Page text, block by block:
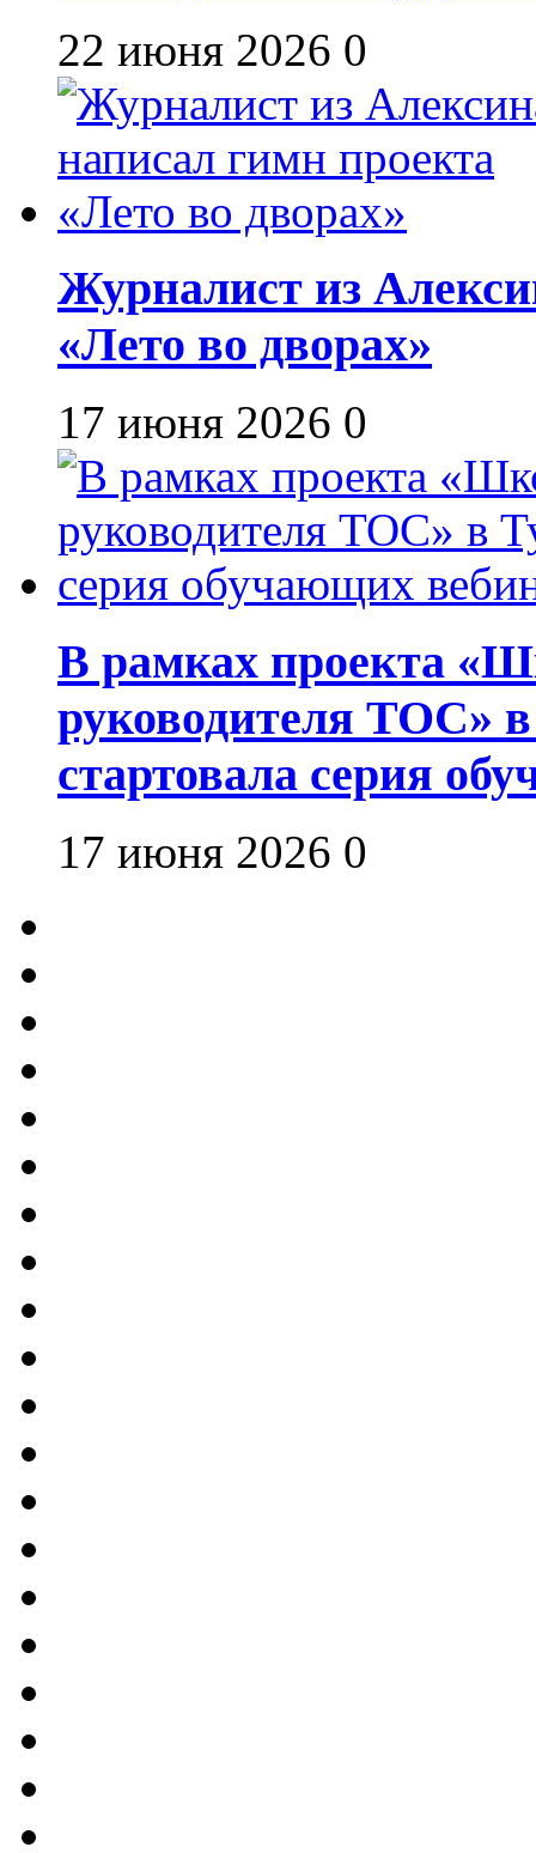
22 июня 2026 0
Журналист из
«Лето во дворах»
17 июня 2026 0
В рамках проекта
руководителя ТОС»
стартовала серия
17 июня 2026 0